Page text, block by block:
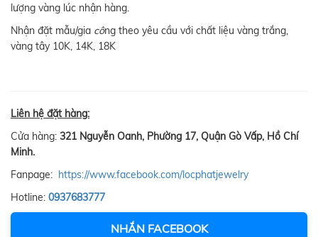
lượng vàng lúc nhận hàng.
Nhận đặt mẫu/gia công theo yêu cầu với chất liệu vàng trắng,
vàng tây 10K, 14K, 18K
Liên hệ đặt hàng:
Cửa hàng: 321 Nguyễn Oanh, Phường 17, Quận Gò Vấp, Hồ Chí
Minh.
Fanpage: https://www.facebook.com/locphatjewelry
Hotline: 0937683777
NHẮN FACEBOOK